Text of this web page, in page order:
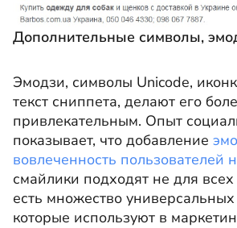
Дополнительные символы,
Эмодзи, символы Unicode,
текст сниппета, делают его
привлекательным. Опыт
показывает, что добавление
вовлеченность пользователей
смайлики подходят не для
есть множество универсальных
которые используют в